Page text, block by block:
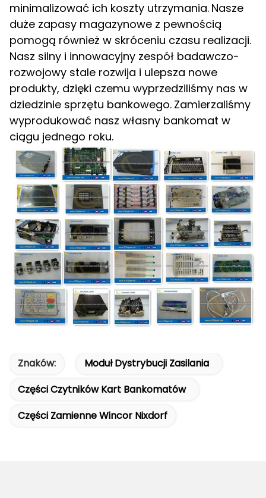
minimalizować ich koszty utrzymania. Nasze
duże zapasy magazynowe z pewnością
pomogą również w skróceniu czasu realizacji.
Nasz silny i innowacyjny zespół badawczo-
rozwojowy stale rozwija i ulepsza nowe
produkty, dzięki czemu wyprzedziliśmy nas w
dziedzinie sprzętu bankowego. Zamierzaliśmy
wyprodukować nasz własny bankomat w
ciągu jednego roku.
Znaków:
Moduł Dystrybucji Zasilania
Części Czytników Kart Bankomatów
Części Zamienne Wincor Nixdorf